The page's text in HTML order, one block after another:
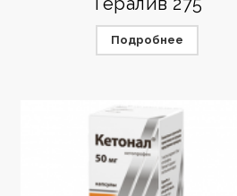
Подробнее